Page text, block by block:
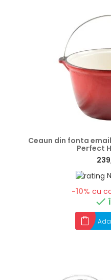
Ceaun din fonta
Perfect
-10% cu
